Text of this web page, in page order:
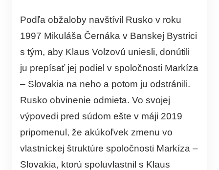
Podľa obžaloby navštívil Rusko v roku
1997 Mikuláša Černáka v Banskej Bystrici
s tým, aby Klaus Volzovú uniesli, donútili
ju prepísať jej podiel v spoločnosti Markíza
– Slovakia na neho a potom ju odstránili.
Rusko obvinenie odmieta. Vo svojej
výpovedi pred súdom ešte v máji 2019
pripomenul, že akúkoľvek zmenu vo
vlastníckej štruktúre spoločnosti Markíza –
Slovakia, ktorú spoluvlastnil s Klaus